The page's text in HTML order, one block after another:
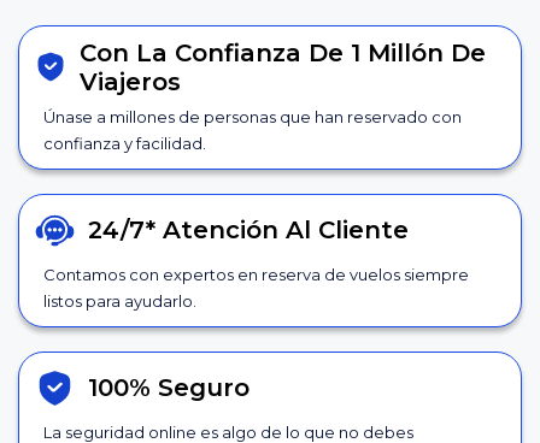
Con La Confianza De 1 Millón De
Viajeros
Únase a millones de personas que han reservado con
confianza y facilidad.
24/7* Atención Al Cliente
Contamos con expertos en reserva de vuelos siempre
listos para ayudarlo.
100% Seguro
La seguridad online es algo de lo que no debes